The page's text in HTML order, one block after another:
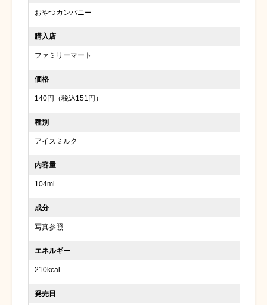
おやつカンパニー
購入店
ファミリーマート
価格
140円（税込151円）
種別
アイスミルク
内容量
104ml
成分
写真参照
エネルギー
210kcal
発売日